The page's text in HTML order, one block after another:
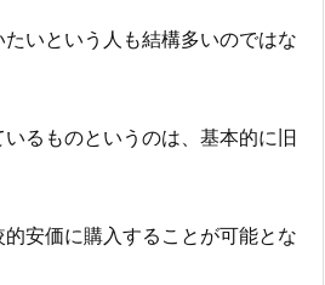
いという人も結構多いのではな
るものというのは、基本的に旧
安価に購入することが可能とな